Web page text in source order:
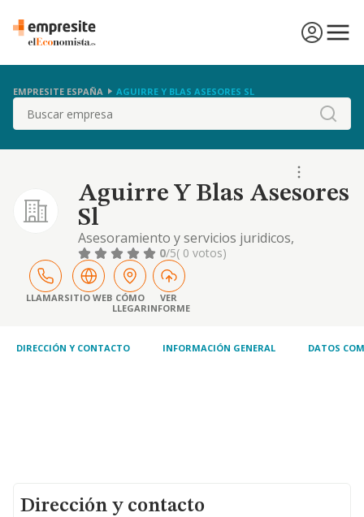
EMPRESITE ESPAÑA AGUIRRE Y BLAS ASESORES SL
Buscar
Aguirre Y Blas Asesores
Sl
Asesoramiento y servicios juridicos,
financieros, contables y de gestion, sociedad
agencia, correduria afecta a seguros, asi
como los servicios relativos a la propiedad
inmobiliaria.
0/5( 0 votos)
LLAMARSITIO WEB CÓMO
LLEGAR
VER
INFORME
DIRECCIÓN Y CONTACTO INFORMACIÓN GENERAL DATOS
Dirección y contacto